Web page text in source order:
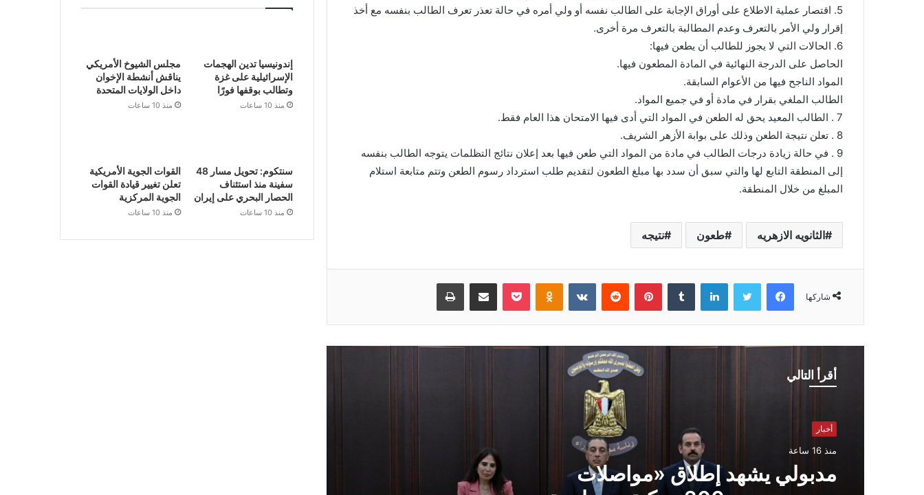
5. اقتصار عملية الاطلاع على أوراق الإجابة على الطالب نفسه أو ولي أمره في حالة تعذر تعرف الطالب بنفسه مع أخذ
إقرار ولي الأمر بالتعرف وعدم المطالبة بالتعرف مرة أخرى.
6. الحالات التي لا يجوز للطالب أن يطعن فيها:
الحاصل على الدرجة النهائية في المادة المطعون فيها.
المواد الناجح فيها من الأعوام السابقة.
الطالب الملغي بقرار في مادة أو في جميع المواد.
7 . الطالب المعيد يحق له الطعن في المواد التي أدى فيها الامتحان هذا العام فقط.
8 . تعلن نتيجة الطعن وذلك على بوابة الأزهر الشريف.
9 . في حالة زيادة درجات الطالب في مادة من المواد التي طعن فيها بعد إعلان نتائج التظلمات يتوجه الطالب بنفسه
إلى المنطقة التابع لها والتي سبق أن سدد بها مبلغ الطعون لتقديم طلب استرداد رسوم الطعن وتتم متابعة استلام
المبلغ من خلال المنطقة.
الثانويه الازهريه طعون نتيجه
شاركها
فيسبوك تويتر لينكدإن بينتيريست Odnoklassniki
بوكيت مشاركة عبر البريد طباعة
أقرأ التالي
أخبار
منذ 16 ساعة
مدبولي يشهد إطلاق «مواصلات
مدبولي يشهد إطلاق «مواصلات مدن
مدبولي يتابع مشروعات مياه الشرب
والصرف الصحي.. توجيهات بسرعة التنفيذ
إندونيسيا تدين الهجمات
الإسرائيلية على غزة
وتطالب بوقفها فورًا
منذ 10 ساعات
مجلس الشيوخ الأمريكي
يناقش أنشطة الإخوان
داخل الولايات المتحدة
منذ 10 ساعات
سنتكوم: تحويل مسار 48
سفينة منذ استئناف
الحصار البحري على إيران
منذ 10 ساعات
القوات الجوية الأمريكية
تعلن تغيير قيادة القوات
الجوية المركزية
منذ 10 ساعات